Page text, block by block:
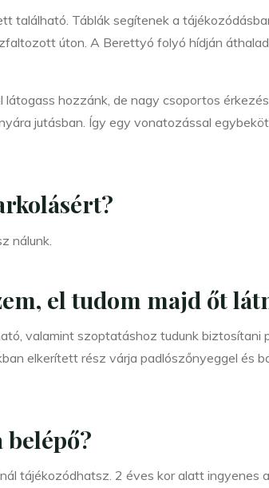
található. Táblák segítenek a
úton. A Berettyó folyó hídján
látogass hozzánk, de nagy csoportos
jutásban. Így egy vonatozással
nálunk.
el tudom majd őt
valamint szoptatáshoz tudunk biztosítani
elkerített rész várja padlószőnyeggel és
tájékozódhatsz. 2 éves kor alatt ingyenes